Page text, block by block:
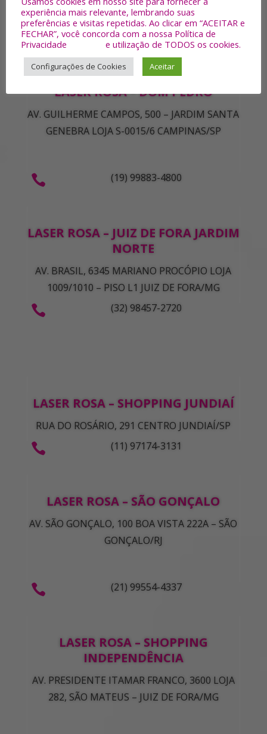
 (27) 99812-2257
LASER ROSA – DOM PEDRO
AV. GUILHERME CAMPOS, 500 – JARDIM SANTA
GENEBRA LOJA S-0015/6 CAMPINAS/SP
 (19) 99883-4800
LASER ROSA – JUIZ DE FORA JARDIM
NORTE
AV. BRASIL, 6345 MARIANO PROCÓPIO LOJA
1009/1010 – PISO L1 JUIZ DE FORA/MG
 (32) 98457-2720
LASER ROSA – SHOPPING JUNDIAÍ
RUA DO ROSÁRIO, 291 CENTRO JUNDIAÍ/SP
 (11) 97174-3131
LASER ROSA – SÃO GONÇALO
AV. SÃO GONÇALO, 100 BOA VISTA 222A – SÃO
GONÇALO/RJ
 (21) 99554-4337
LASER ROSA – SHOPPING
INDEPENDÊNCIA
AV. PRESIDENTE ITAMAR FRANCO, 3600 LOJA
282, SÃO MATEUS – JUIZ DE FORA/MG
experiência mais relevante, lembrando suas
preferências e visitas repetidas. Ao clicar em “ACEITAR e
FECHAR”, você concorda com a nossa Política de
Privacidade
e utilização de TODOS os cookies.
Configurações de Cookies Aceitar